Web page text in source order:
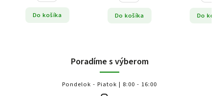
Do košíka Do košíka Do
Poradíme s výberom
Pondelok - Piatok | 8:00 - 16:00